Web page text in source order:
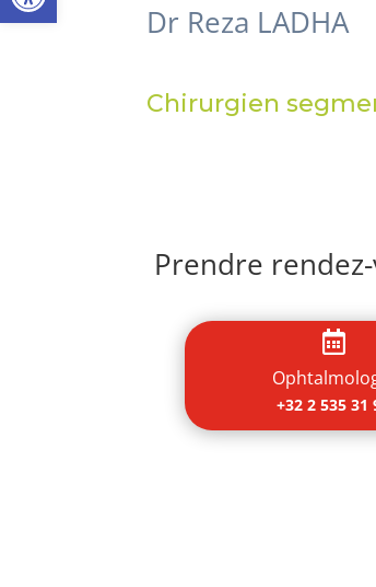
Dr Reza LADHA
Chirurgien
Prendre

+32 2 535 31